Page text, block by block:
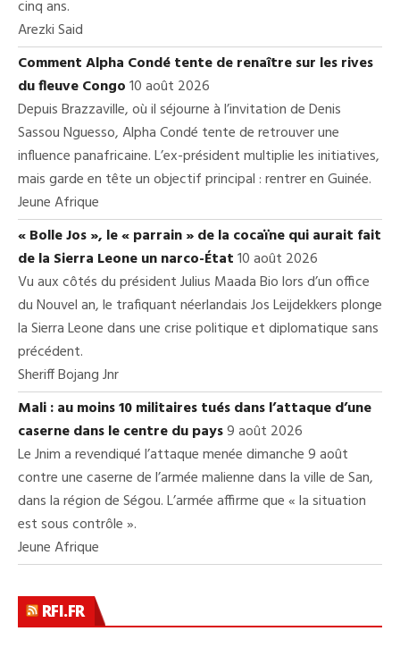
cinq ans.
Arezki Said
Comment Alpha Condé tente de renaître sur les rives
du fleuve Congo10 août 2026
Depuis Brazzaville, où il séjourne à l’invitation de Denis
Sassou Nguesso, Alpha Condé tente de retrouver une
influence panafricaine. L’ex-président multiplie les initiatives,
mais garde en tête un objectif principal : rentrer en Guinée.
Jeune Afrique
« Bolle Jos », le « parrain » de la cocaïne qui aurait fait
de la Sierra Leone un narco-État10 août 2026
Vu aux côtés du président Julius Maada Bio lors d’un office
du Nouvel an, le trafiquant néerlandais Jos Leijdekkers plonge
la Sierra Leone dans une crise politique et diplomatique sans
précédent.
Sheriff Bojang Jnr
Mali : au moins 10 militaires tués dans l’attaque d’une
caserne dans le centre du pays9 août 2026
Le Jnim a revendiqué l’attaque menée dimanche 9 août
contre une caserne de l’armée malienne dans la ville de San,
dans la région de Ségou. L’armée affirme que « la situation
est sous contrôle ».
Jeune Afrique
RFI.FR